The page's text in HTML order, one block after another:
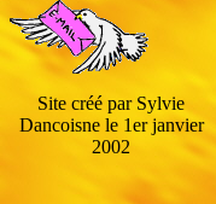
Site créé par Sylvie
Dancoisne le 1er janvier
2002